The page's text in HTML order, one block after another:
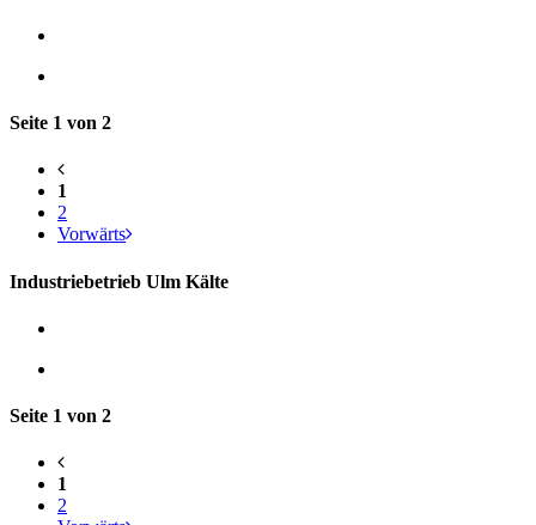
Seite 1 von 2
1
2
Vorwärts
Industriebetrieb Ulm Kälte
Seite 1 von 2
1
2